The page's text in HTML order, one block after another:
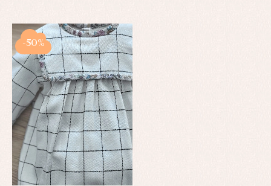
-50%